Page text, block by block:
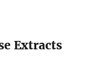
Extracts